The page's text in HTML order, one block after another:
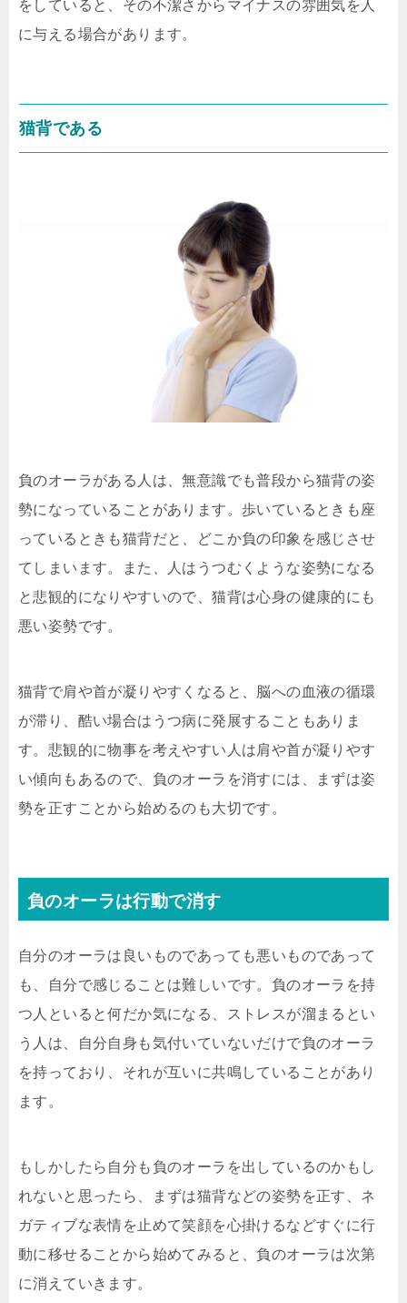
をしていると、その不潔さからマイナスの雰囲気を人
に与える場合があります。
猫背である
負のオーラがある人は、無意識でも普段から猫背の姿
勢になっていることがあります。歩いているときも座
っているときも猫背だと、どこか負の印象を感じさせ
てしまいます。また、人はうつむくような姿勢になる
と悲観的になりやすいので、猫背は心身の健康的にも
悪い姿勢です。
猫背で肩や首が凝りやすくなると、脳への血液の循環
が滞り、酷い場合はうつ病に発展することもありま
す。悲観的に物事を考えやすい人は肩や首が凝りやす
い傾向もあるので、負のオーラを消すには、まずは姿
勢を正すことから始めるのも大切です。
負のオーラは行動で消す
自分のオーラは良いものであっても悪いものであって
も、自分で感じることは難しいです。負のオーラを持
つ人といると何だか気になる、ストレスが溜まるとい
う人は、自分自身も気付いていないだけで負のオーラ
を持っており、それが互いに共鳴していることがあり
ます。
もしかしたら自分も負のオーラを出しているのかもし
れないと思ったら、まずは猫背などの姿勢を正す、ネ
ガティブな表情を止めて笑顔を心掛けるなどすぐに行
動に移せることから始めてみると、負のオーラは次第
に消えていきます。